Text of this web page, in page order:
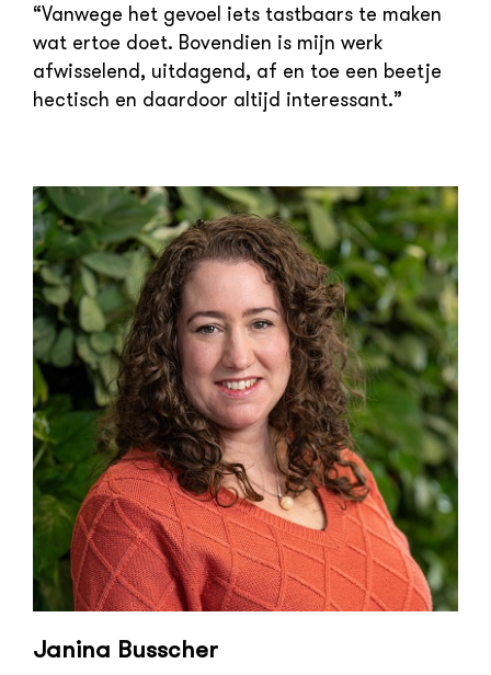
“Vanwege het gevoel iets tastbaars te maken
wat ertoe doet. Bovendien is mijn werk
afwisselend, uitdagend, af en toe een beetje
hectisch en daardoor altijd interessant.”
Janina Busscher